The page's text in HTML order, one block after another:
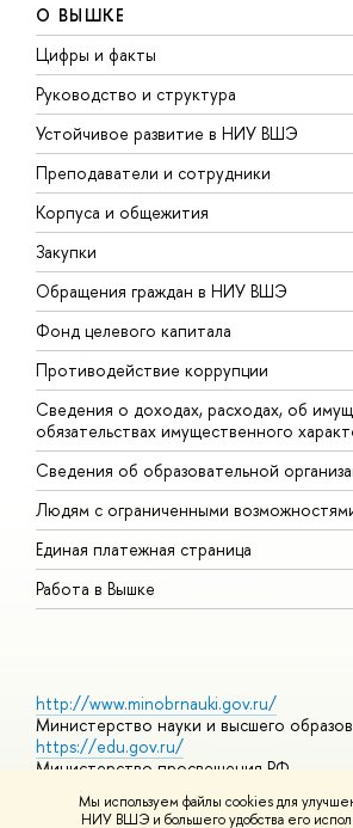
Мы используем файлы cookies для
НИУ ВШЭ и большего удобства его
О ВЫШКЕ
Цифры и факты
Руководство и структура
Устойчивое развитие в НИУ ВШЭ
Преподаватели и сотрудники
Корпуса и общежития
Закупки
Обращения граждан в НИУ ВШЭ
Фонд целевого капитала
Противодействие коррупции
Сведения о доходах, расходах, об
обязательствах имущественного
Сведения об образовательной
Людям с ограниченными
Единая платежная страница
Работа в Вышке
http://www.minobrnauki.gov.ru/
Министерство науки и высшего
https://edu.gov.ru/
Министерство просвещения РФ
https://elearning.hse.ru/mooc
Массовые открытые онлайн-курсы